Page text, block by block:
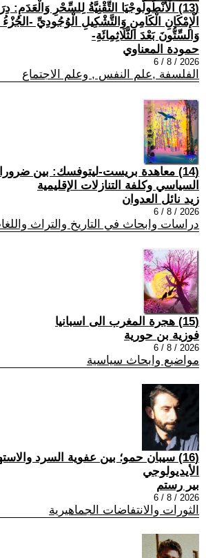
(13) الْأَنْطُولُوجْيَا التِّقْنِيَّةُ لِلسِّحْرِ وَالْعَدَمِ:
الْإِمْكَانِ الْكَامِنِ وَالتَّشْكِيلِ الْوُجُودِيِّ -
وَالسِّتُّونَ بَعْدَ الثَّلَاثِمِائَةِ-
حمودة المعناوي
2026 / 8 / 6
الفلسفة ,علم النفس , وعلم الاجتماع
(14) معاهدة بريست-ليتوفسك: بين
السياسي وكلفة التنازلات الإقليمية
زيد نائل العدوان
2026 / 8 / 6
دراسات وابحاث في التاريخ والتراث
(15) هجرة المغرب الى اسبانيا
فوزية بن حورية
2026 / 8 / 6
مواضيع وابحاث سياسية
(16) سيبان حمو؛ بين عفوية السرد
الأيديولوجي
بير رستم
2026 / 8 / 6
الثورات والانتفاضات الجماهيرية